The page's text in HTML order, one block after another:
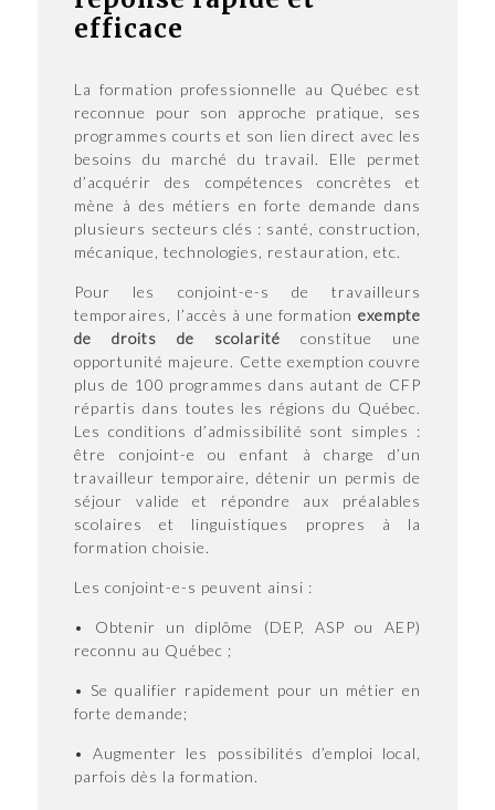
efficace
La formation professionnelle au Québec est
reconnue pour son approche pratique, ses
programmes courts et son lien direct avec les
besoins du marché du travail. Elle permet
d’acquérir des compétences concrètes et
mène à des métiers en forte demande dans
plusieurs secteurs clés : santé, construction,
mécanique, technologies, restauration, etc.
Pour les conjoint-e-s de travailleurs
temporaires, l’accès à une formation exempte
de droits de scolarité constitue une
opportunité majeure. Cette exemption couvre
plus de 100 programmes dans autant de CFP
répartis dans toutes les régions du Québec.
Les conditions d’admissibilité sont simples :
être conjoint-e ou enfant à charge d’un
travailleur temporaire, détenir un permis de
séjour valide et répondre aux préalables
scolaires et linguistiques propres à la
formation choisie.
Les conjoint-e-s peuvent ainsi :
• Obtenir un diplôme (DEP, ASP ou AEP)
reconnu au Québec ;
• Se qualifier rapidement pour un métier en
forte demande;
• Augmenter les possibilités d’emploi local,
parfois dès la formation.